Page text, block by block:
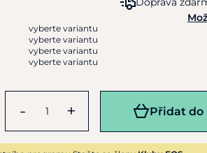
vyberte variantu
vyberte variantu
vyberte variantu
vyberte variantu
- + Přidat do